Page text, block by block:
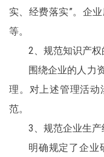
实、经费落实”。企
等。
2、规范知识产
围绕企业的人力
理。对上述管理活
范。
3、规范企业生
明确规定了企业